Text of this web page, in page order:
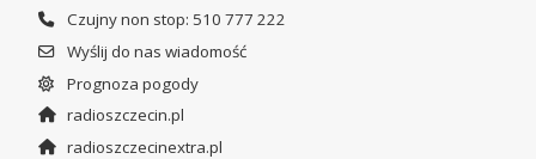
Czujny non stop: 510 777 222
Wyślij do nas wiadomość
Prognoza pogody
radioszczecin.pl
radioszczecinextra.pl